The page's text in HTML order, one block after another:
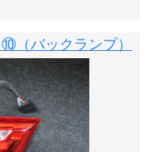
（バックランプ）